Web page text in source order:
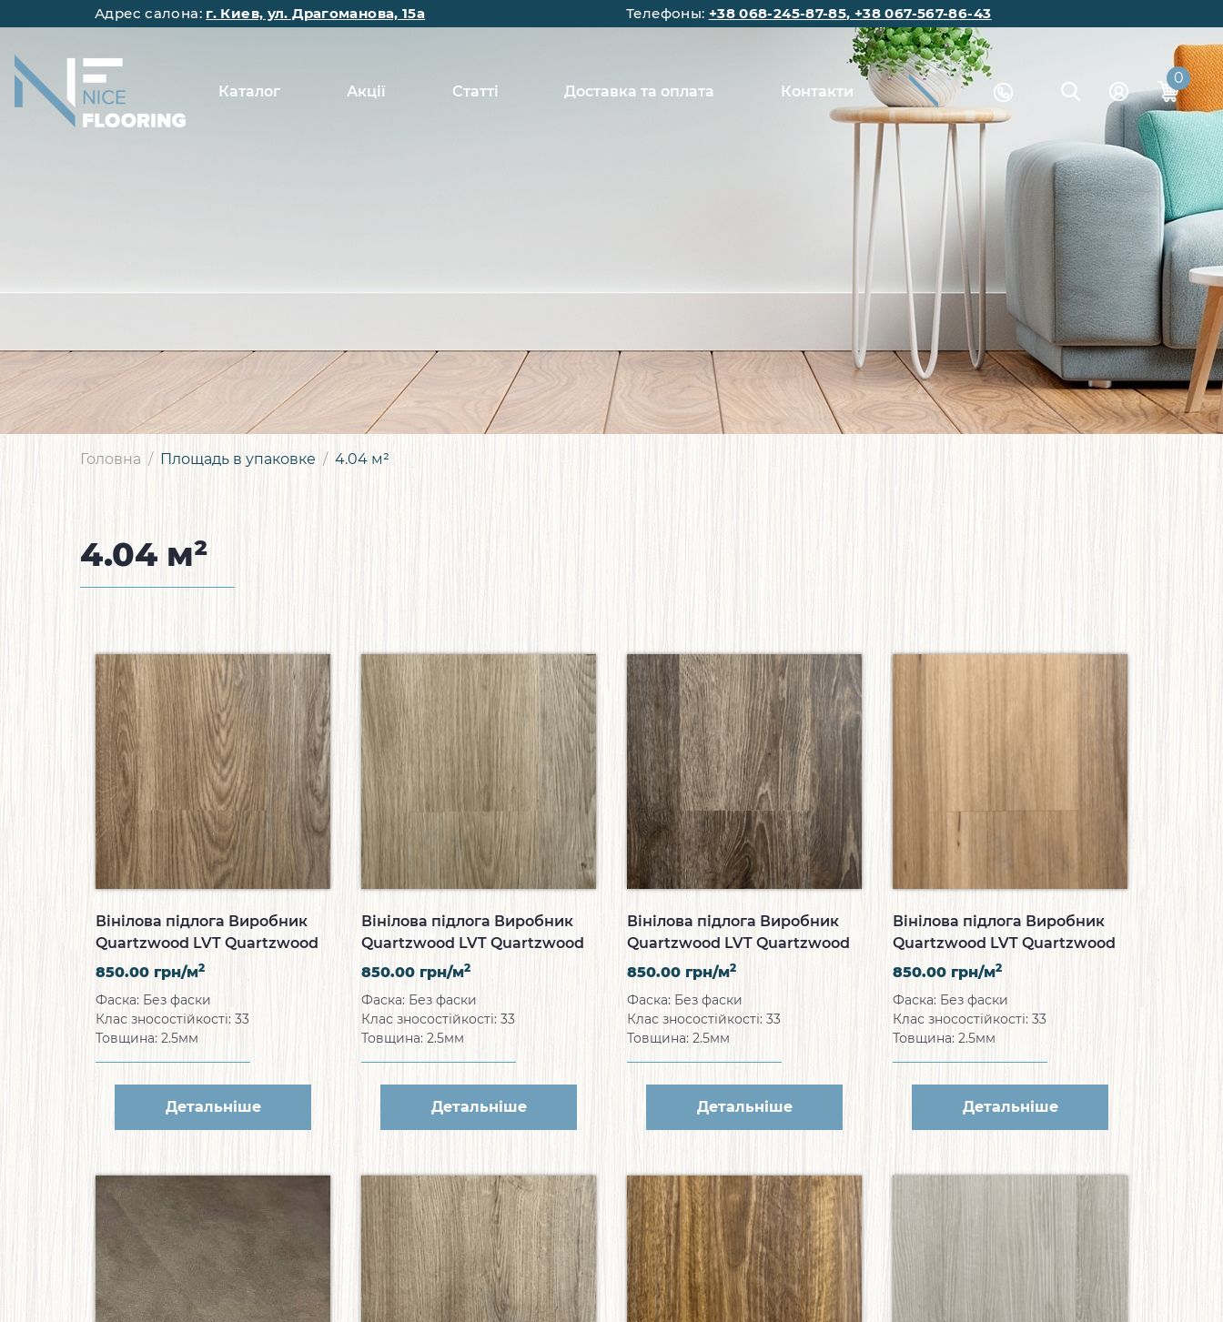
Адрес салона: г. Киев, ул. Драгоманова, 15а Телефоны: +38 068-245-87-85, +38 067-567-86-43
Каталог Акції Статті Доставка та оплата Контакти
0
Головна Площадь в упаковке 4.04 м²
4.04 м²
Вінілова підлога Виробник
Quartzwood LVT Quartzwood
Aegean Myth
850.00 грн/м2
Фаска: Без фаски
Клас зносостійкості: 33
Товщина: 2.5мм
Детальніше
Вінілова підлога Виробник
Quartzwood LVT Quartzwood
American Style
850.00 грн/м2
Фаска: Без фаски
Клас зносостійкості: 33
Товщина: 2.5мм
Детальніше
Вінілова підлога Виробник
Quartzwood LVT Quartzwood
European Oak
850.00 грн/м2
Фаска: Без фаски
Клас зносостійкості: 33
Товщина: 2.5мм
Детальніше
Вінілова підлога Виробник
Quartzwood LVT Quartzwood
Gold Shine
850.00 грн/м2
Фаска: Без фаски
Клас зносостійкості: 33
Товщина: 2.5мм
Детальніше